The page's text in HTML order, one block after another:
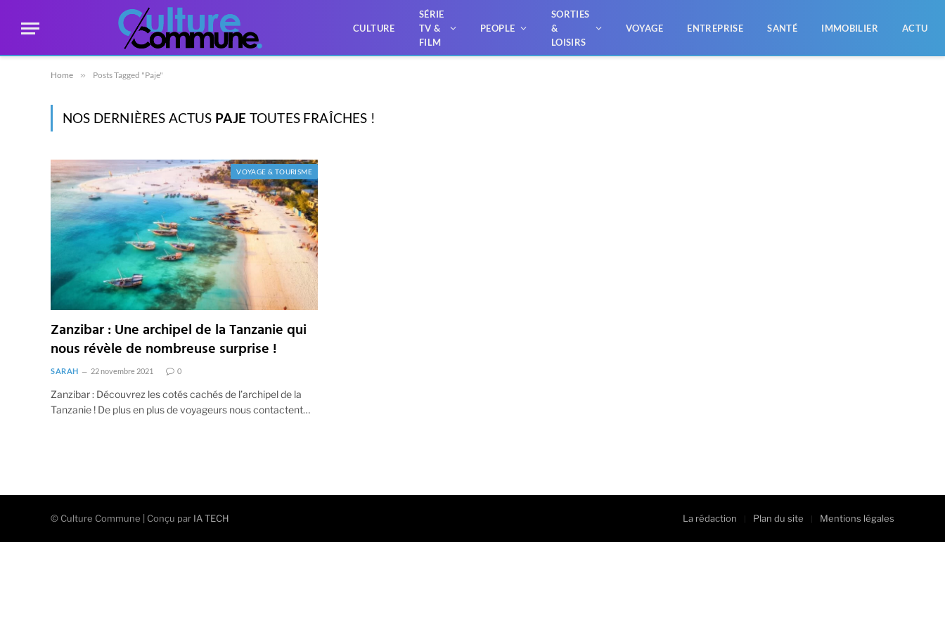
CULTURE
SÉRIE
TV &
FILM
PEOPLE
SORTIES
&
LOISIRS
VOYAGE ENTREPRISE SANTÉ IMMOBILIER ACTU
Home » Posts Tagged "Paje"
NOS DERNIÈRES ACTUS PAJE TOUTES FRAÎCHES !
VOYAGE & TOURISME
Zanzibar : Une archipel de la Tanzanie qui
nous révèle de nombreuse surprise !
SARAH 22 novembre 2021 0
Zanzibar : Découvrez les cotés cachés de l’archipel de la
Tanzanie ! De plus en plus de voyageurs nous contactent…
© Culture Commune | Conçu par IA TECH La rédaction Plan du site Mentions légales